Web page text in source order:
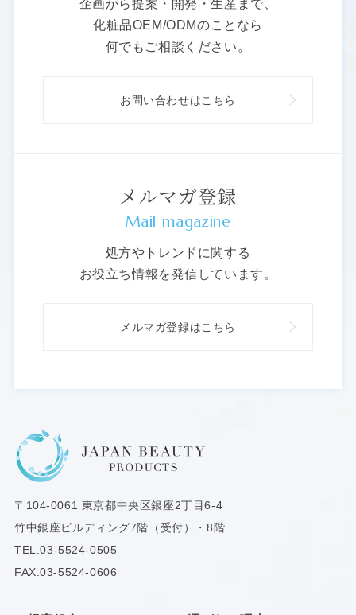
企画から提案・開発・生産まで、
化粧品OEM/ODMのことなら
何でもご相談ください。
お問い合わせはこちら
メルマガ登録
Mail magazine
処方やトレンドに関する
お役立ち情報を発信しています。
メルマガ登録はこちら
〒104-0061 東京都中央区銀座2丁目6-4
竹中銀座ビルディング7階（受付）・8階
TEL.03-5524-0505
FAX.03-5524-0606